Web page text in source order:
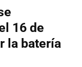
16 de
la batería